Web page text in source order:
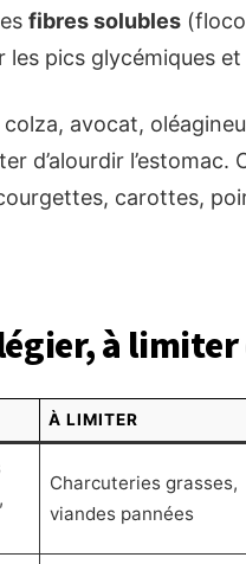
fibres solubles
pics glycémiques
colza, avocat,
d’alourdir
carottes,
à
À LIMITER
Charcuteries grasses,
viandes pannées